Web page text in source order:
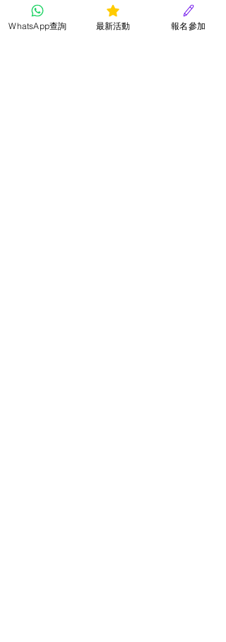
付任何費用，並保存採用作品之最終決
定權。
WhatsApp查詢 最新活動 報名參加